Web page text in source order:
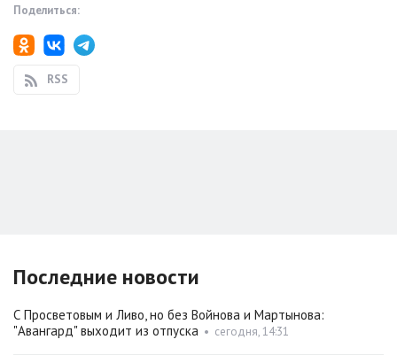
Поделиться:
RSS
Последние новости
С Просветовым и Ливо, но без Войнова и Мартынова:
"Авангард" выходит из отпуска • сегодня, 14:31